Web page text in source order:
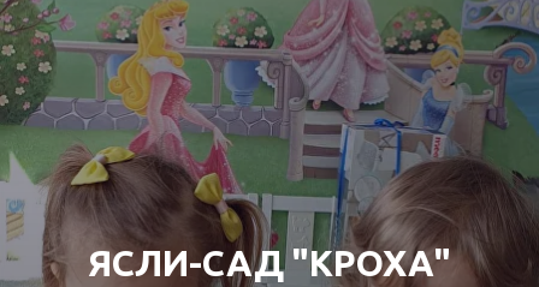
ЯСЛИ-САД "КРОХА"